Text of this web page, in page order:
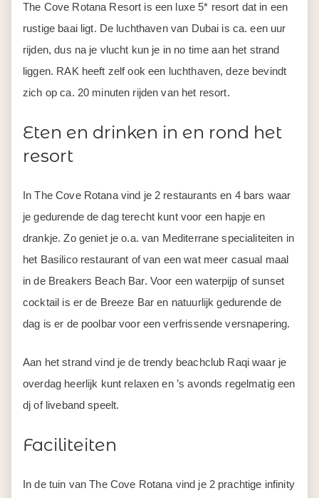
The Cove Rotana Resort is een luxe 5* resort dat in een
rustige baai ligt. De luchthaven van Dubai is ca. een uur
rijden, dus na je vlucht kun je in no time aan het strand
liggen. RAK heeft zelf ook een luchthaven, deze bevindt
zich op ca. 20 minuten rijden van het resort.
Eten en drinken in en rond het
resort
In The Cove Rotana vind je 2 restaurants en 4 bars waar
je gedurende de dag terecht kunt voor een hapje en
drankje. Zo geniet je o.a. van Mediterrane specialiteiten in
het Basilico restaurant of van een wat meer casual maal
in de Breakers Beach Bar. Voor een waterpijp of sunset
cocktail is er de Breeze Bar en natuurlijk gedurende de
dag is er de poolbar voor een verfrissende versnapering.
Aan het strand vind je de trendy beachclub Raqi waar je
overdag heerlijk kunt relaxen en ’s avonds regelmatig een
dj of liveband speelt.
Faciliteiten
In de tuin van The Cove Rotana vind je 2 prachtige infinity